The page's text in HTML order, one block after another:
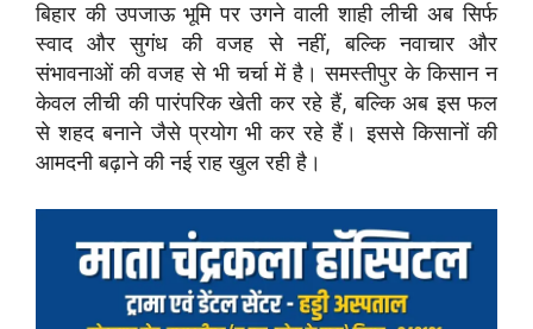
बिहार की उपजाऊ भूमि पर उगने वाली शाही लीची अब सिर्फ
स्वाद और सुगंध की वजह से नहीं, बल्कि नवाचार और
संभावनाओं की वजह से भी चर्चा में है। समस्तीपुर के किसान न
केवल लीची की पारंपरिक खेती कर रहे हैं, बल्कि अब इस फल
से शहद बनाने जैसे प्रयोग भी कर रहे हैं। इससे किसानों की
आमदनी बढ़ाने की नई राह खुल रही है।